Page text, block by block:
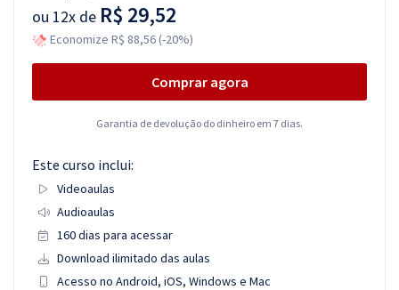
ou 12x de R$ 29,52
Economize R$ 88,56 (-20%)
Comprar agora
Garantia de devolução do dinheiro em 7 dias.
Este curso inclui:
Videoaulas
Audioaulas
160 dias para acessar
Download ilimitado das aulas
Acesso no Android, iOS, Windows e Mac